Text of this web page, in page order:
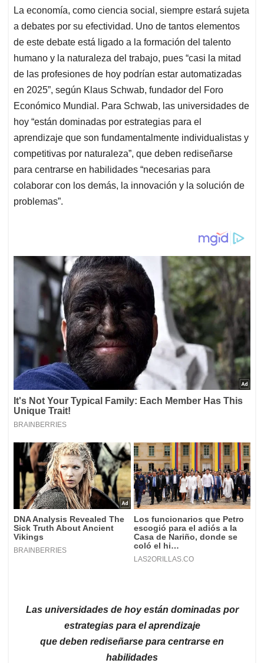
La economía, como ciencia social, siempre estará sujeta
a debates por su efectividad. Uno de tantos elementos
de este debate está ligado a la formación del talento
humano y la naturaleza del trabajo, pues “casi la mitad
de las profesiones de hoy podrían estar automatizadas
en 2025”, según Klaus Schwab, fundador del Foro
Económico Mundial. Para Schwab, las universidades de
hoy “están dominadas por estrategias para el
aprendizaje que son fundamentalmente individualistas y
competitivas por naturaleza”, que deben rediseñarse
para centrarse en habilidades “necesarias para
colaborar con los demás, la innovación y la solución de
problemas”.
Las universidades de hoy están dominadas por
estrategias para el aprendizaje
que deben rediseñarse para centrarse en
habilidades